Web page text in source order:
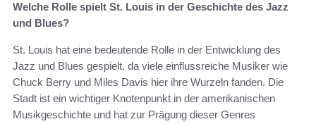
Welche Rolle spielt St. Louis in der Geschichte des Jazz
und Blues?
St. Louis hat eine bedeutende Rolle in der Entwicklung des
Jazz und Blues gespielt, da viele einflussreiche Musiker wie
Chuck Berry und Miles Davis hier ihre Wurzeln fanden. Die
Stadt ist ein wichtiger Knotenpunkt in der amerikanischen
Musikgeschichte und hat zur Prägung dieser Genres